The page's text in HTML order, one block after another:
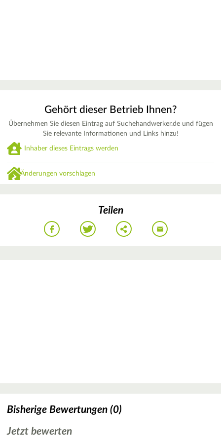
Gehört dieser Betrieb Ihnen?
Übernehmen Sie diesen Eintrag auf Suchehandwerker.de und fügen
Sie relevante Informationen und Links hinzu!
Inhaber dieses Eintrags werden
Änderungen vorschlagen
Teilen
Bisherige Bewertungen (0)
Jetzt bewerten